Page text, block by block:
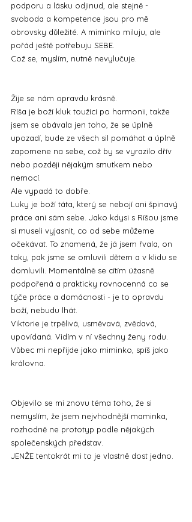
podporu a lásku odjinud, ale stejně -
svoboda a kompetence jsou pro mě
obrovsky důležité. A miminko miluju, ale
pořád ještě potřebuju SEBE.
Což se, myslím, nutně nevylučuje.
Žije se nám opravdu krásně.
Ríša je boží kluk toužící po harmonii, takže
jsem se obávala jen toho, že se úplně
upozadí, bude ze všech sil pomáhat a úplně
zapomene na sebe, což by se vyrazilo dřív
nebo později nějakým smutkem nebo
nemocí.
Ale vypadá to dobře.
Luky je boží táta, který se nebojí ani špinavý
práce ani sám sebe. Jako kdysi s Ríšou jsme
si museli vyjasnit, co od sebe můžeme
očekávat. To znamená, že já jsem řvala, on
taky, pak jsme se omluvili dětem a v klidu se
domluvili. Momentálně se cítím úžasně
podpořená a prakticky rovnocenná co se
týče práce a domácnosti - je to opravdu
boží, nebudu lhát.
Viktorie je trpělivá, usměvavá, zvědavá,
upovídaná. Vidím v ní všechny ženy rodu.
Vůbec mi nepřijde jako miminko, spíš jako
královna.
Objevilo se mi znovu téma toho, že si
nemyslím, že jsem nejvhodnější maminka,
rozhodně ne prototyp podle nějakých
společenských představ.
JENŽE tentokrát mi to je vlastně dost jedno.